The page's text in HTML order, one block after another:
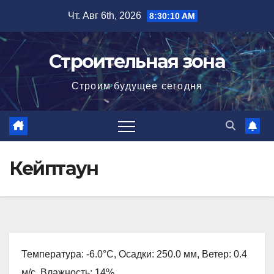
содержимому
Чт. Авг 6th, 2026 8:30:11 AM
Строительная зона
Строим будущее сегодня
Кейптаун
Температура: -6.0°C, Осадки: 250.0 мм, Ветер: 0.4